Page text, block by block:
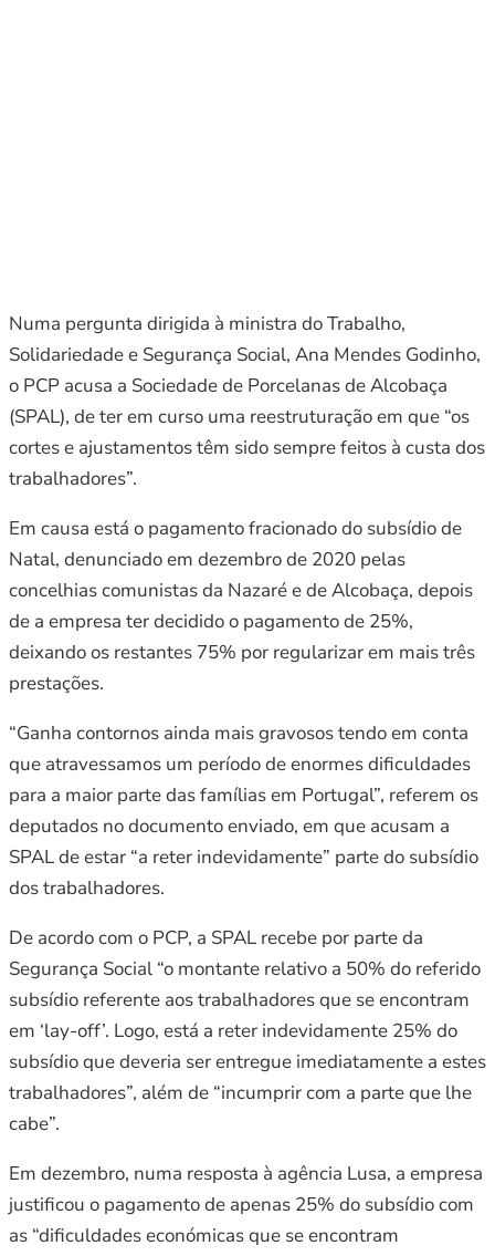
Numa pergunta dirigida à ministra do Trabalho,
Solidariedade e Segurança Social, Ana Mendes Godinho,
o PCP acusa a Sociedade de Porcelanas de Alcobaça
(SPAL), de ter em curso uma reestruturação em que “os
cortes e ajustamentos têm sido sempre feitos à custa dos
trabalhadores”.
Em causa está o pagamento fracionado do subsídio de
Natal, denunciado em dezembro de 2020 pelas
concelhias comunistas da Nazaré e de Alcobaça, depois
de a empresa ter decidido o pagamento de 25%,
deixando os restantes 75% por regularizar em mais três
prestações.
“Ganha contornos ainda mais gravosos tendo em conta
que atravessamos um período de enormes dificuldades
para a maior parte das famílias em Portugal”, referem os
deputados no documento enviado, em que acusam a
SPAL de estar “a reter indevidamente” parte do subsídio
dos trabalhadores.
De acordo com o PCP, a SPAL recebe por parte da
Segurança Social “o montante relativo a 50% do referido
subsídio referente aos trabalhadores que se encontram
em ‘lay-off’. Logo, está a reter indevidamente 25% do
subsídio que deveria ser entregue imediatamente a estes
trabalhadores”, além de “incumprir com a parte que lhe
cabe”.
Em dezembro, numa resposta à agência Lusa, a empresa
justificou o pagamento de apenas 25% do subsídio com
as “dificuldades económicas que se encontram